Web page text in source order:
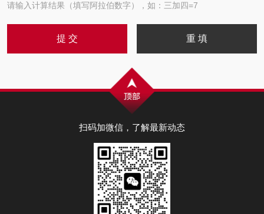
请输入计算结果（填写阿拉伯数字），如：三加四=7
扫码加微信，了解最新动态